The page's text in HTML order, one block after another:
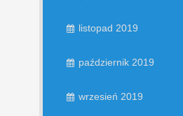
listopad 2019
październik 2019
wrzesień 2019